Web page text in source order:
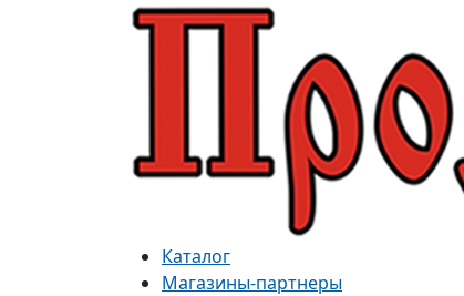
Каталог
Магазины-партнеры